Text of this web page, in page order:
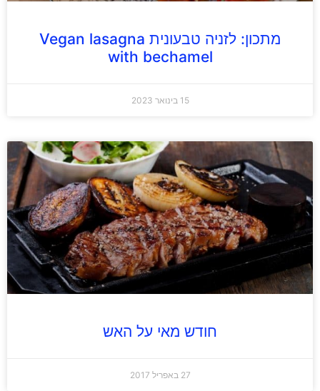
מתכון: לזניה טבעונית Vegan lasagna
with bechamel
15 בינואר 2023
חודש מאי על האש
27 באפריל 2017